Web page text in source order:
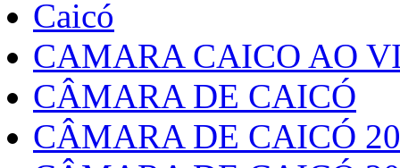
Caicó
CAMARA CAICO AO
CÂMARA DE CAICÓ
CÂMARA DE CAICÓ